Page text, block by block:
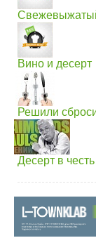
Вино и десерт
Решили
Десерт в